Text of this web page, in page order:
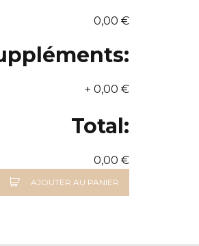
0,00 €
+ 0,00 €
Total:
0,00 €
AJOUTER AU PANIER